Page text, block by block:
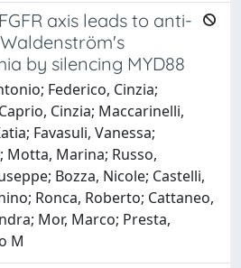
axis leads to anti-
by silencing MYD88
Federico, Cinzia;
Cinzia; Maccarinelli,
Favasuli, Vanessa;
Motta, Marina; Russo,
Bozza, Nicole; Castelli,
Ronca, Roberto; Cattaneo,
Mor, Marco; Presta,
M